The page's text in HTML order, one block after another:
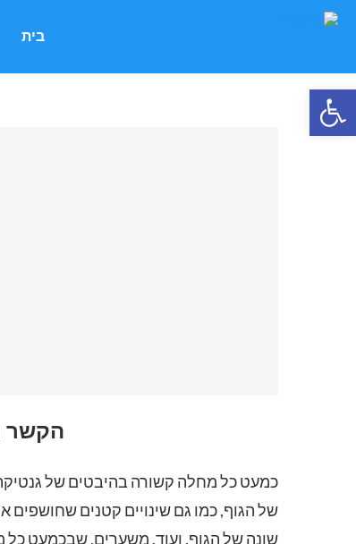
בית
הקשר
כמעט כל מחלה קשורה בהיבטים של
של הגוף, כמו גם שינויים קטנים שחושפים
שונה של הגוף, ועוד. משערים, שבכמעט כל
פתח סרגל נגישות